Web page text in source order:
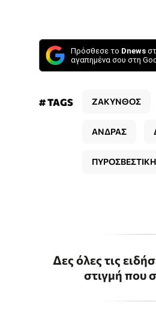
Πρόσθεσε το Dnews
αγαπημένα σου στη
# TAGS ΖΑΚΥΝΘΟΣ
ΑΝΔΡΑΣ
ΠΥΡΟΣΒΕΣΤΙΚΗ
Δες όλες τις
στιγμή που